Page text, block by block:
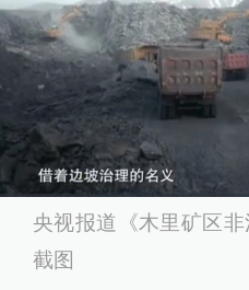
央视报道《木里矿区
截图